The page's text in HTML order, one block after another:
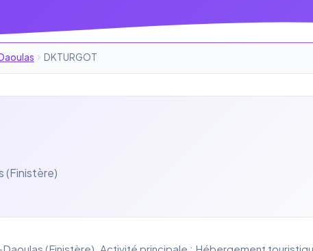
DKTURGOT
(Finistère)